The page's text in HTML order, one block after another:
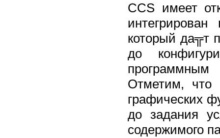
CCS имеет
который да╦т
до
Отметим, что
графических
до задания
содержимого